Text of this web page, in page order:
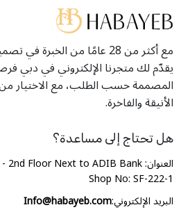
مع أكثر من 28 عامًا من
يقدّم لك متجرنا الإلكتروني في دبي
المصممة حسب الطلب، مع الاختيار
الأنيقة والفاخرة.
هل تحتاج إلى مساعدة؟
العنوان: Dubai Mall - 2nd Floor Next to ADIB Bank.
Shop No: SF-222-1
البريد الإلكتروني:Info@habayeb.com